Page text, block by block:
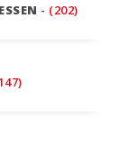
- (202)